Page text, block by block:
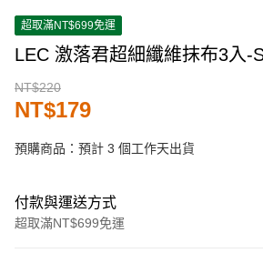
超取滿NT$699免運
LEC 激落君超細纖維抹布3入-
NT$220
NT$179
預購商品：預計 3 個工作天出貨
付款與運送方式
超取滿NT$699免運